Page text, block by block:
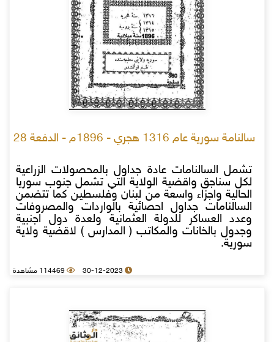
سالنامة سورية عام 1316 هجري - 1896م - الدفعة 28
تشمل السالنامات عادة جداول بالمحصولات الزراعية
لكل سناجق واقضية الولاية التي تشمل جنوب سوريا
الحالية واجزاء واسعة من لبنان وفلسطين كما تتضمن
السالنامات جداول احصائية بالواردات والمصروفات
وعدد العساكر للدولة العثمانية ولعدة دول اجنبية
وجدول بالخانات والمكاتب ( المدارس ) لاقضية ولاية
سورية.
30-12-2023 114469 مشاهدة